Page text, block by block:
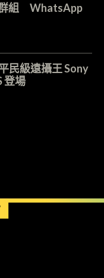
群組 WhatsApp
民級遠攝王 Sony
登場